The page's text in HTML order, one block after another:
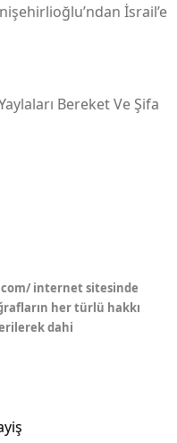
İsrail’e
Bereket Ve Şifa
internet sitesinde
her türlü hakkı
dahi